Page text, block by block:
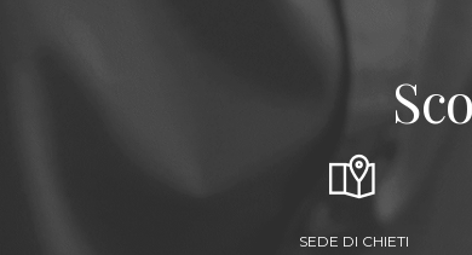
SEDE DI CHIETI